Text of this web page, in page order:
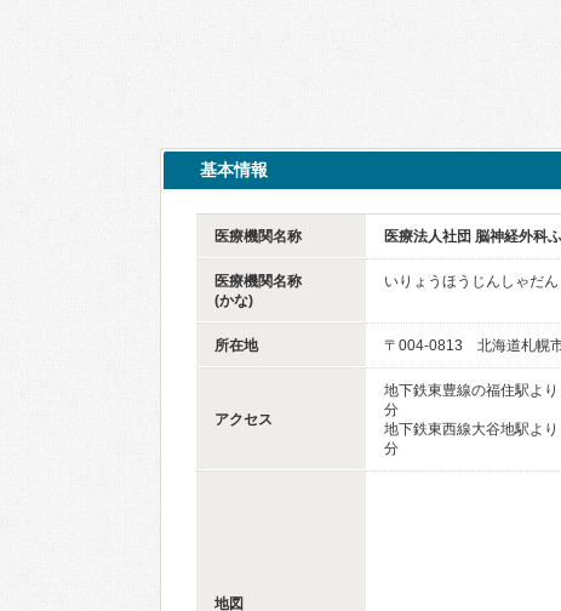
基本情報
医療機関名称 医療法人社団 脳神経外科
医療機関名称
(かな)
いりょうほうじんしゃだ
所在地 〒004-0813 北海道札幌
アクセス
地下鉄東豊線の福住駅よ
分
地下鉄東西線大谷地駅よ
分
地図